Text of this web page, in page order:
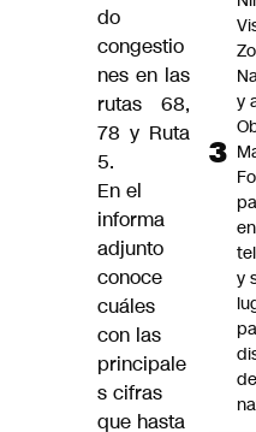
do
congestio
nes en las
rutas 68,
78 y Ruta
5.
En el
informa
adjunto
conoce
cuáles
con las
principale
s cifras
que hasta
y
en
y